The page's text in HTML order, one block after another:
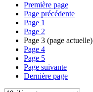
Première page
Page précédente
Page 1
Page 2
Page 3 (page actuelle)
Page 4
Page 5
Page suivante
Dernière page